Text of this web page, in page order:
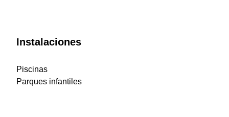
Instalaciones
Piscinas
Parques infantiles